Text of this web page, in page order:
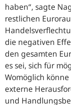
haben , sagte
restlichen
die negativen
den gesamten
es sei, sich für
Womöglich könne
externe
und